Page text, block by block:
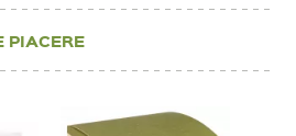
PIACERE